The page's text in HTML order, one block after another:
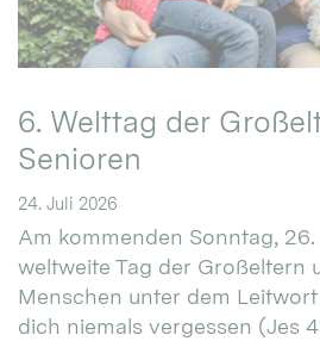
6. Welttag der
Senioren
24. Juli 2026
Am kommenden Sonntag,
weltweite Tag der Großeltern
Menschen unter dem
dich niemals vergessen (Jes